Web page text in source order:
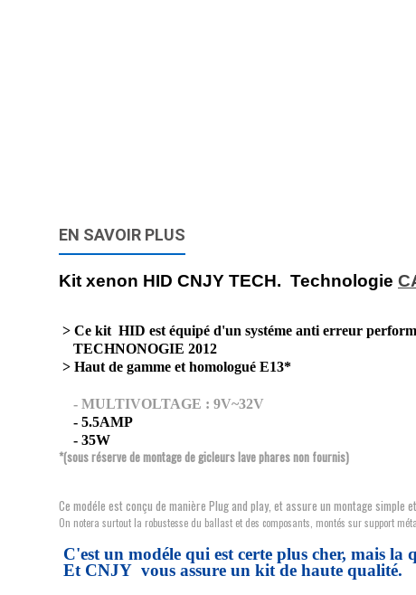
EN SAVOIR PLUS
Kit xenon HID CNJY TECH. Technologie
> Ce kit HID est équipé d'un systéme anti erreur
TECHNONOGIE 2012
> Haut de gamme et homologué E13*
- MULTIVOLTAGE : 9V~32V
- 5.5AMP
- 35W
*(sous réserve de montage de gicleurs lave phares non fournis)
Ce modéle est conçu de manière Plug and play, et assure un montage simple
On notera surtout la robustesse du ballast et des composants, montés sur support
C'est un modéle qui est certe plus cher, mais
Et CNJY vous assure un kit de haute qualité.